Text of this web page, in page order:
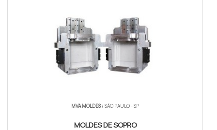
MVA MOLDES/ SÃO PAULO - SP
MOLDES DE SOPRO